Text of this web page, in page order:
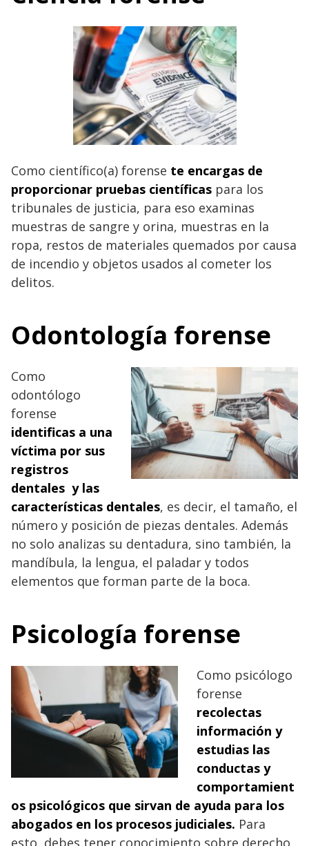
Como científico(a) forense te encargas de
proporcionar pruebas científicas para los
tribunales de justicia, para eso examinas
muestras de sangre y orina, muestras en la
ropa, restos de materiales quemados por causa
de incendio y objetos usados al cometer los
delitos.
Odontología forense
Como
odontólogo
forense
identificas a una
víctima por sus
registros
dentales y las
características dentales, es decir, el tamaño, el
número y posición de piezas dentales. Además
no solo analizas su dentadura, sino también, la
mandíbula, la lengua, el paladar y todos
elementos que forman parte de la boca.
Psicología forense
Como psicólogo
forense
recolectas
información y
estudias las
conductas y
comportamient
os psicológicos que sirvan de ayuda para los
abogados en los procesos judiciales. Para